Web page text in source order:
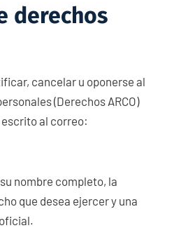
derechos
cancelar u oponerse al
(Derechos ARCO)
al correo:
nombre completo, la
que desea ejercer y una